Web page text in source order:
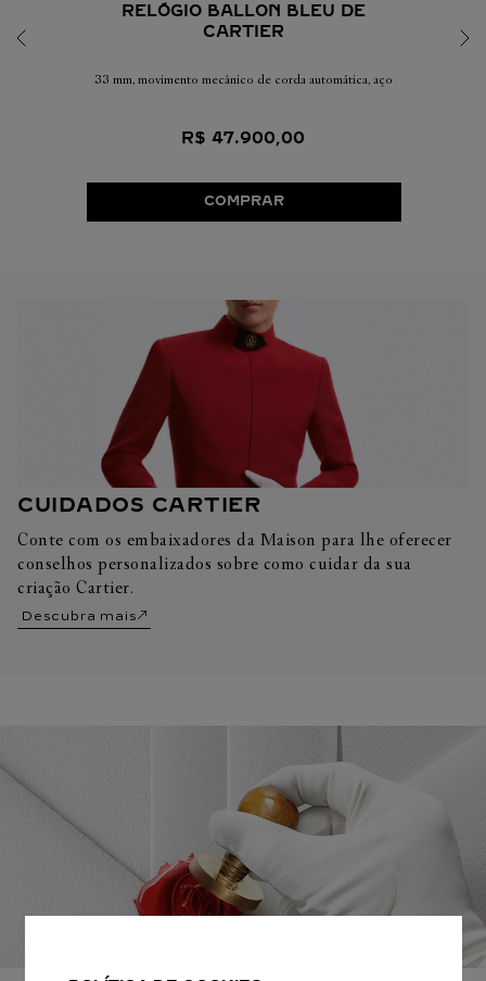
RELÓGIO BALLON BLEU DE
CARTIER
33 mm, movimento mecânico de corda automática, aço
R$ 47.900,00
COMPRAR
CUIDADOS CARTIER
Conte com os embaixadores da Maison para lhe oferecer
conselhos personalizados sobre como cuidar da sua
criação Cartier.
Descubra mais